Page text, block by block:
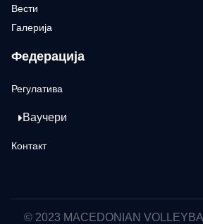
Вести
Галерија
Федерација
Регулатива
Ваучери
Контакт
© 2023 MACEDONIAN